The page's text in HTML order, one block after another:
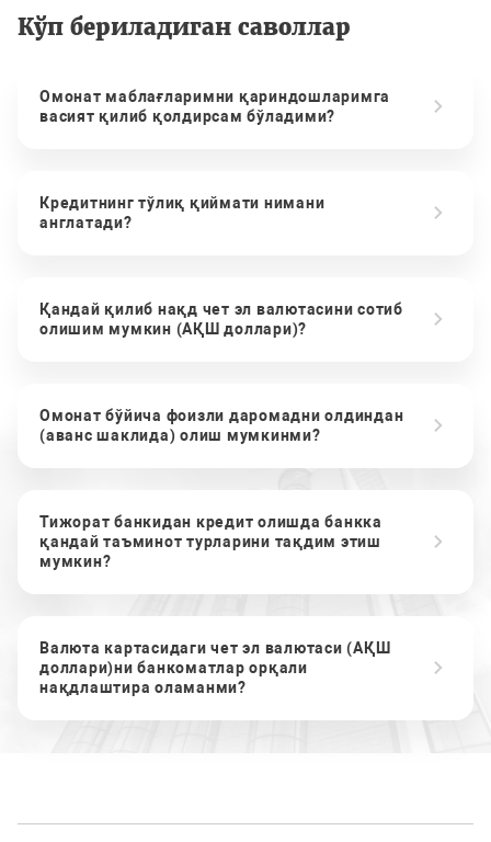
Кўп бериладиган саволлар
Омонат маблағларимни қариндошларимга
васият қилиб қолдирсам бўладими?
Кредитнинг тўлиқ қиймати нимани
англатади?
Қандай қилиб нақд чет эл валютасини сотиб
олишим мумкин (АҚШ доллари)?
Омонат бўйича фоизли даромадни олдиндан
(аванс шаклида) олиш мумкинми?
Тижорат банкидан кредит олишда банкка
қандай таъминот турларини тақдим этиш
мумкин?
Валюта картасидаги чет эл валютаси (АҚШ
доллари)ни банкоматлар орқали
нақдлаштира оламанми?